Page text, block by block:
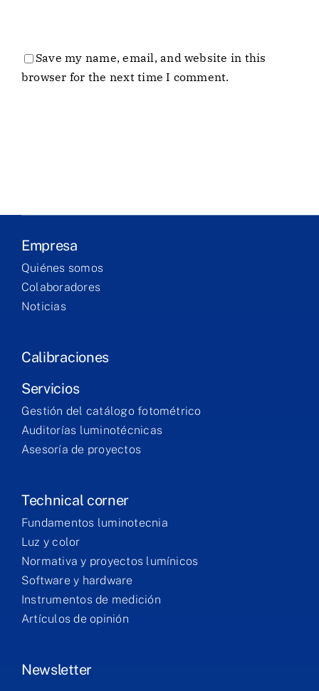
Save my name, email, and website in this
browser for the next time I comment.
Empresa
Quiénes somos
Colaboradores
Noticias
Calibraciones
Servicios
Gestión del catálogo fotométrico
Auditorías luminotécnicas
Asesoría de proyectos
Technical corner
Fundamentos luminotecnia
Luz y color
Normativa y proyectos lumínicos
Software y hardware
Instrumentos de medición
Artículos de opinión
Newsletter